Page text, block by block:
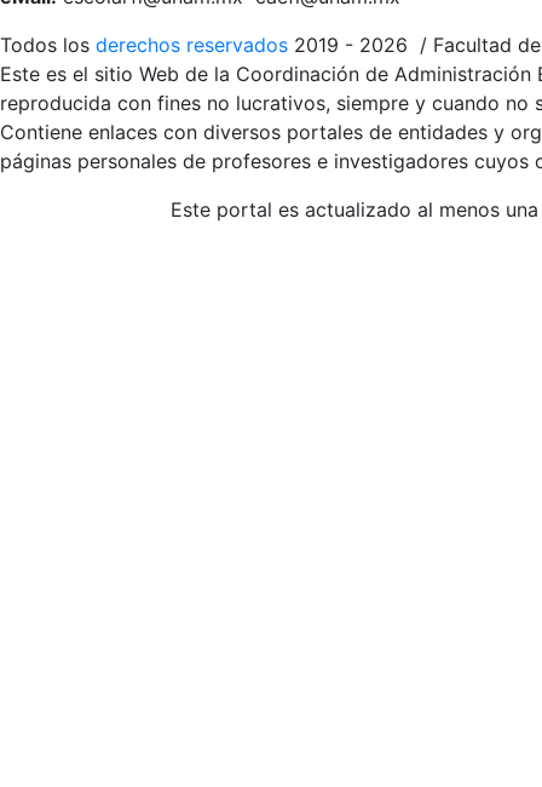
Todos los derechos reservados 2019 - 2026 / Facultad
Este es el sitio Web de la Coordinación de
reproducida con fines no lucrativos, siempre y cuando
Contiene enlaces con diversos portales de entidades y
páginas personales de profesores e investigadores
Este portal es actualizado al menos una